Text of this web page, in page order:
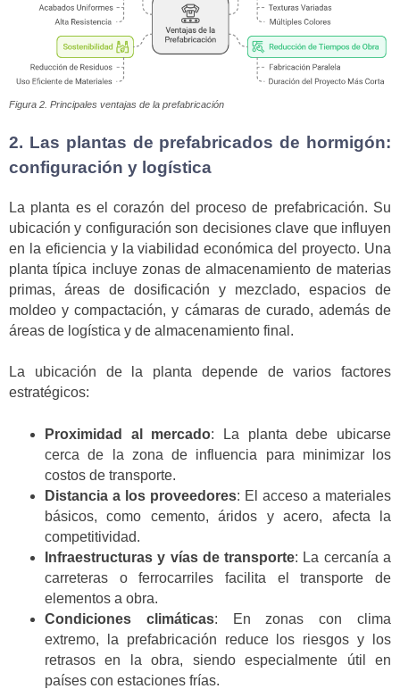
Figura 2. Principales ventajas de la prefabricación
2. Las plantas de prefabricados de hormigón:
configuración y logística
La planta es el corazón del proceso de prefabricación. Su
ubicación y configuración son decisiones clave que influyen
en la eficiencia y la viabilidad económica del proyecto. Una
planta típica incluye zonas de almacenamiento de materias
primas, áreas de dosificación y mezclado, espacios de
moldeo y compactación, y cámaras de curado, además de
áreas de logística y de almacenamiento final.
La ubicación de la planta depende de varios factores
estratégicos:
Proximidad al mercado: La planta debe ubicarse
cerca de la zona de influencia para minimizar los
costos de transporte.
Distancia a los proveedores: El acceso a materiales
básicos, como cemento, áridos y acero, afecta la
competitividad.
Infraestructuras y vías de transporte: La cercanía a
carreteras o ferrocarriles facilita el transporte de
elementos a obra.
Condiciones climáticas: En zonas con clima
extremo, la prefabricación reduce los riesgos y los
retrasos en la obra, siendo especialmente útil en
países con estaciones frías.